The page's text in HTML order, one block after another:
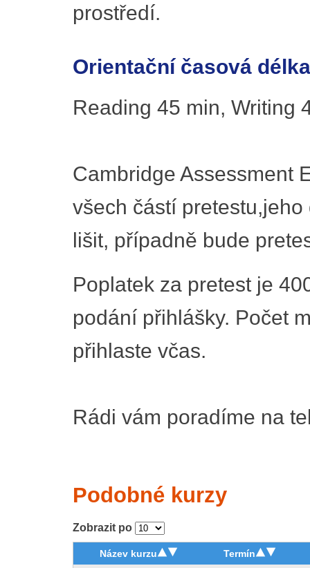
prostředí.
Orientační časová
Reading 45 min, Writing
Cambridge Assessment
všech částí
lišit, případně bude
Poplatek za pretest je
podání přihlášky. Počet
přihlaste včas.
Rádi vám poradíme na
Podobné kurzy
Zobrazit po
Název kurzu
Termín